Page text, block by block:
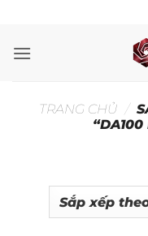
nội
TRANG CHỦ /
“DA100